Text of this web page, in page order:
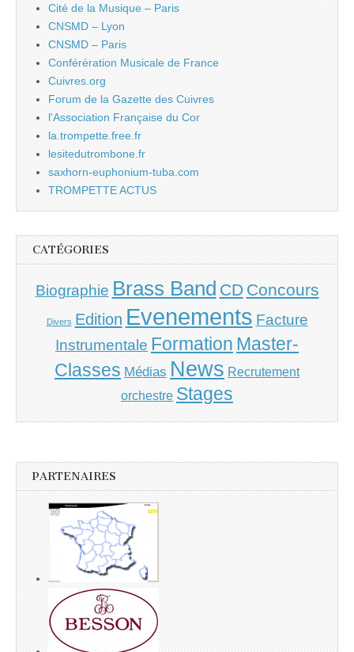
Cité de la Musique – Paris
CNSMD – Lyon
CNSMD – Paris
Conférération Musicale de France
Cuivres.org
Forum de la Gazette des Cuivres
l'Association Française du Cor
la.trompette.free.fr
lesitedutrombone.fr
saxhorn-euphonium-tuba.com
TROMPETTE ACTUS
CATÉGORIES
Biographie Brass Band CD Concours
Divers Edition Evenements Facture
Instrumentale Formation Master-
Classes Médias News Recrutement
orchestre Stages
PARTENAIRES